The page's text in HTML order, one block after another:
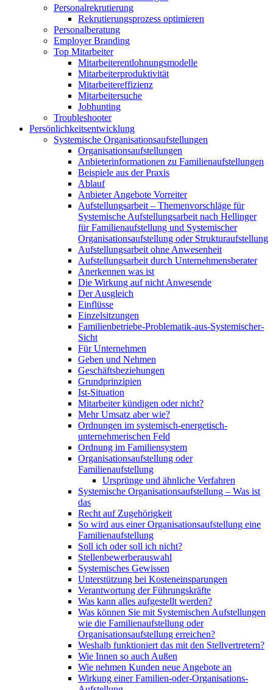
Personalrekrutierung
Rekrutierungsprozess optimieren
Personalberatung
Employer Branding
Top Mitarbeiter
Mitarbeiterentlohnungsmodelle
Mitarbeiterproduktivität
Mitarbeitereffizienz
Mitarbeitersuche
Jobhunting
Troubleshooter
Persönlichkeitsentwicklung
Systemische Organisationsaufstellungen
Organisationsaufstellungen
Anbieterinformationen zu Familienaufstellungen
Beispiele aus der Praxis
Ablauf
Anbieter Angebote Vorreiter
Aufstellungsarbeit – Themenvorschläge für
Systemische Aufstellungsarbeit nach Hellinger
für Familienaufstellung und Systemischer
Organisationsaufstellung oder Strukturaufstellung
Aufstellungsarbeit ohne Anwesenheit
Aufstellungsarbeit durch Unternehmensberater
Anerkennen was ist
Die Wirkung auf nicht Anwesende
Der Ausgleich
Einflüsse
Einzelsitzungen
Familienbetriebe-Problematik-aus-Systemischer-
Sicht
Für Unternehmen
Geben und Nehmen
Geschäftsbeziehungen
Grundprinzipien
Ist-Situation
Mitarbeiter kündigen oder nicht?
Mehr Umsatz aber wie?
Ordnungen im systemisch-energetisch-
unternehmerischen Feld
Ordnung im Familiensystem
Organisationsaufstellung oder
Familienaufstellung
Ursprünge und ähnliche Verfahren
Systemische Organisationsaufstellung – Was ist
das
Recht auf Zugehörigkeit
So wird aus einer Organisationsaufstellung eine
Familienaufstellung
Soll ich oder soll ich nicht?
Stellenbewerberauswahl
Systemisches Gewissen
Unterstützung bei Kosteneinsparungen
Verantwortung der Führungskräfte
Was kann alles aufgestellt werden?
Was können Sie mit Systemischen Aufstellungen
wie die Familienaufstellung oder
Organisationsaufstellung erreichen?
Weshalb funktioniert das mit den Stellvertretern?
Wie Innen so auch Außen
Wie nehmen Kunden neue Angebote an
Wirkung einer Familien-oder-Organisations-